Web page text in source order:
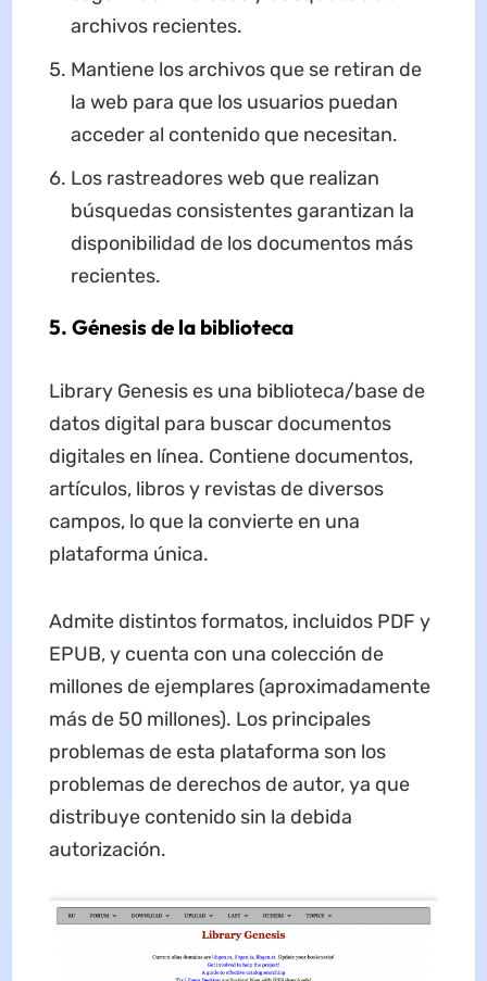
archivos recientes.
Mantiene los archivos que se retiran de
la web para que los usuarios puedan
acceder al contenido que necesitan.
Los rastreadores web que realizan
búsquedas consistentes garantizan la
disponibilidad de los documentos más
recientes.
5. Génesis de la biblioteca
Library Genesis es una biblioteca/base de
datos digital para buscar documentos
digitales en línea. Contiene documentos,
artículos, libros y revistas de diversos
campos, lo que la convierte en una
plataforma única.
Admite distintos formatos, incluidos PDF y
EPUB, y cuenta con una colección de
millones de ejemplares (aproximadamente
más de 50 millones). Los principales
problemas de esta plataforma son los
problemas de derechos de autor, ya que
distribuye contenido sin la debida
autorización.